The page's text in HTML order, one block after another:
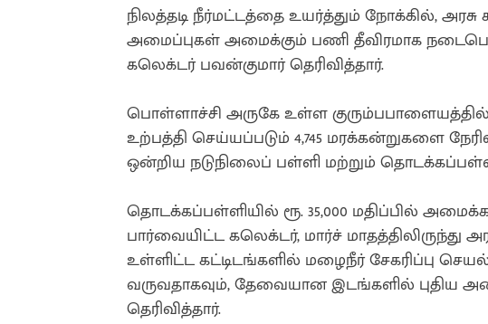
நிலத்தடி நீர்மட்டத்தை உயர்த்தும் நோக்கில், அரசு
அமைப்புகள் அமைக்கும் பணி தீவிரமாக
கலெக்டர் பவன்குமார் தெரிவித்தார்.
பொள்ளாச்சி அருகே உள்ள
உற்பத்தி செய்யப்படும் 4,745 மரக்கன்றுகளை
ஒன்றிய நடுநிலைப் பள்ளி மற்றும்
தொடக்கப்பள்ளியில் ரூ. 35,000 மதிப்பில்
பார்வையிட்ட கலெக்டர், மார்ச்
உள்ளிட்ட கட்டிடங்களில் மழைநீர் சேகரிப்பு
வருவதாகவும், தேவையான இடங்களில் புதிய
தெரிவித்தார்.